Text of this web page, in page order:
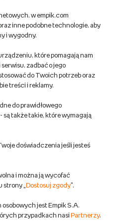
w aplikacji. Pobierz i
Dowiedz się więcej
w empik.com
inne podobne technologie, aby
i wygodny.
które pomagają nam
zadbać o jego
do Twoich potrzeb oraz
treści i reklamy.
do prawidłowego
są także takie, które wymagają
doświadczenia jeśli jesteś
i można ją wycofać
strony „ Dostosuj zgody”.
jest Empik S.A.
przypadkach nasi Partnerzy.